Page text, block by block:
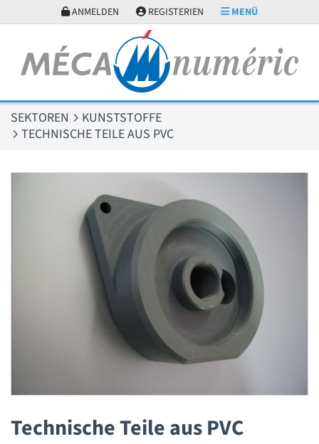
ANMELDEN REGISTERIEN MENÜ
SEKTOREN
KUNSTSTOFFE
TECHNISCHE TEILE AUS PVC
Technische Teile aus PVC
Cookie-Einstellungen